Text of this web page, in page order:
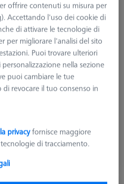
offrire contenuti su misura per
Accettando l'uso dei cookie di
di attivare le tecnologie di
per migliorare l'analisi del sito
Puoi trovare ulteriori
nella sezione
puoi cambiare le tue
revocare il tuo consenso in
privacyfornisce maggiore
di tracciamento.